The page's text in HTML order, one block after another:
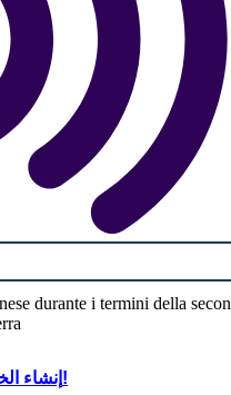
إنشاء الخاصة بك!